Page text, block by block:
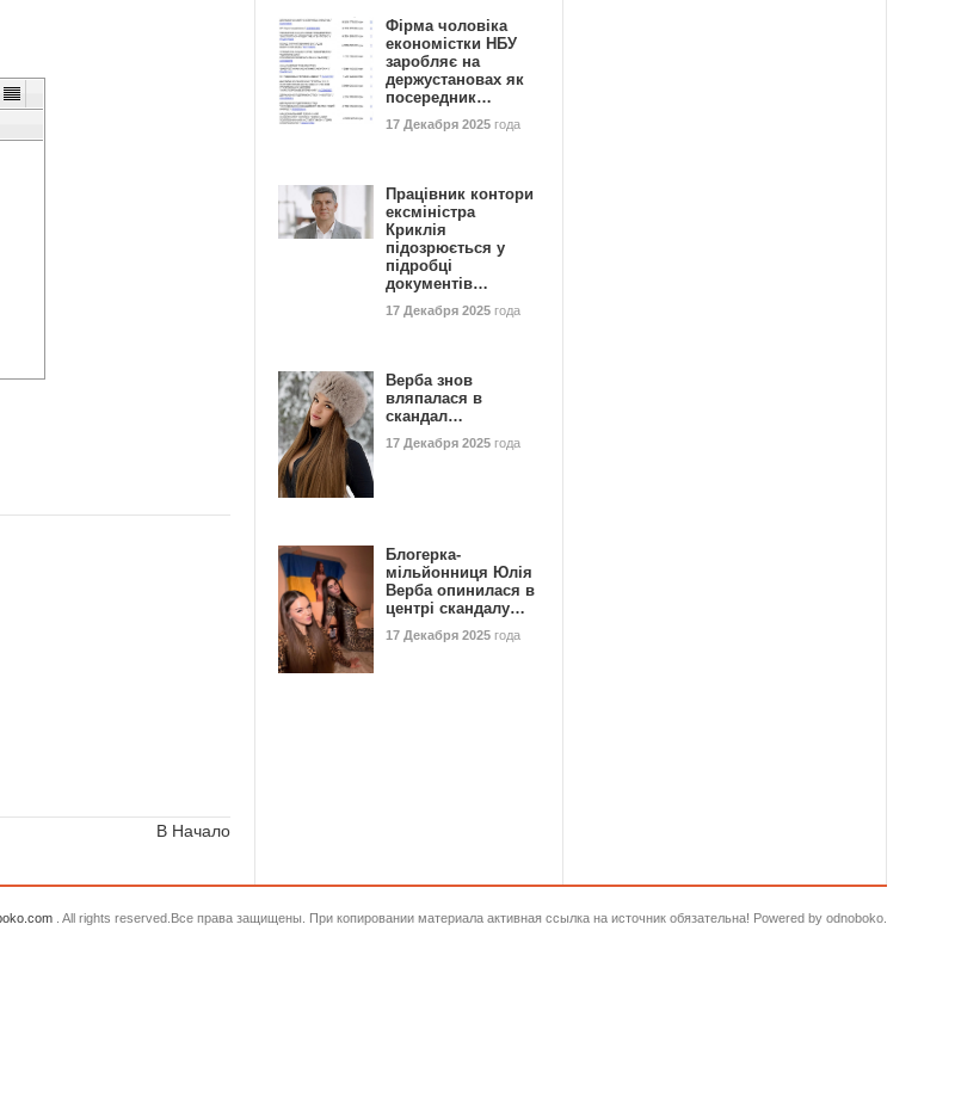
В Начало
Фірма чоловіка
економістки НБУ
заробляє на
держустановах як
посередник…
17 Декабря 2025 года
Працівник контори
ексміністра
Криклія
підозрюється у
підробці
документів…
17 Декабря 2025 года
Верба знов
вляпалася в
скандал…
17 Декабря 2025 года
Блогерка-
мільйонниця Юлія
Верба опинилася в
центрі скандалу…
17 Декабря 2025 года
. All rights reserved.Все права защищены. При копировании материала активная ссылка на источник обязательна! Powered by odnoboko.